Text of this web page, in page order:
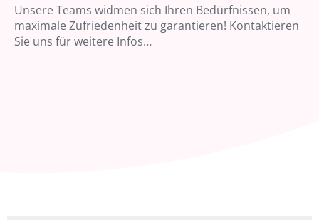
Unsere Teams widmen sich Ihren Bedürfnissen, um
maximale Zufriedenheit zu garantieren! Kontaktieren
Sie uns für weitere Infos…